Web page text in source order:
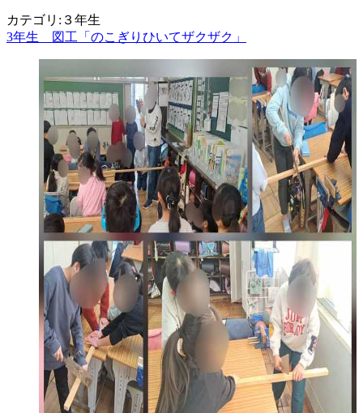
カテゴリ:３年生
3年生 図工「のこぎりひいてザクザク」